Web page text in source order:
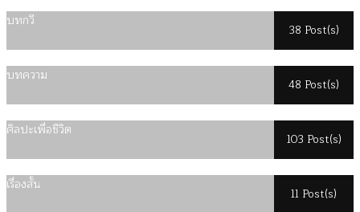
บทกวี
38 Post(s)
บทความ
48 Post(s)
ศิลปะเพื่อชีวิต
103 Post(s)
เรื่องสั้น
11 Post(s)